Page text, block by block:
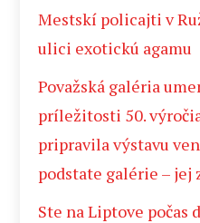
Mestskí policajti v
ulici exotickú agamu
Považská galéria
príležitosti 50.
pripravila výstavu
podstate galérie – jej
Ste na Liptove počas